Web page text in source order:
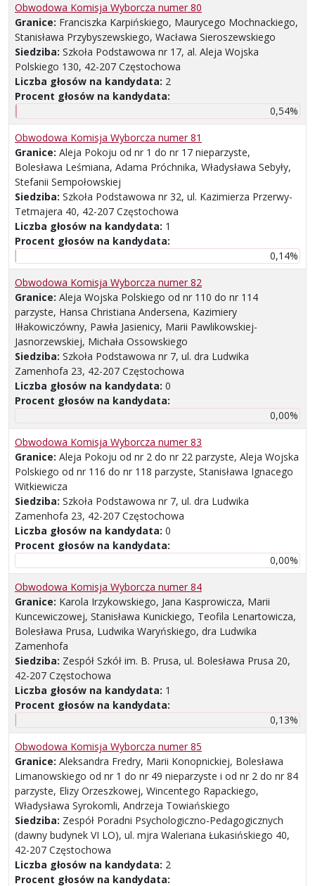
Obwodowa Komisja Wyborcza numer 80
Granice: Franciszka Karpińskiego, Maurycego Mochnackiego,
Stanisława Przybyszewskiego, Wacława Sieroszewskiego
Siedziba: Szkoła Podstawowa nr 17, al. Aleja Wojska
Polskiego 130, 42-207 Częstochowa
Liczba głosów na kandydata: 2
Procent głosów na kandydata:
0,54%
Obwodowa Komisja Wyborcza numer 81
Granice: Aleja Pokoju od nr 1 do nr 17 nieparzyste,
Bolesława Leśmiana, Adama Próchnika, Władysława Sebyły,
Stefanii Sempołowskiej
Siedziba: Szkoła Podstawowa nr 32, ul. Kazimierza Przerwy-
Tetmajera 40, 42-207 Częstochowa
Liczba głosów na kandydata: 1
Procent głosów na kandydata:
0,14%
Obwodowa Komisja Wyborcza numer 82
Granice: Aleja Wojska Polskiego od nr 110 do nr 114
parzyste, Hansa Christiana Andersena, Kazimiery
Iłłakowiczówny, Pawła Jasienicy, Marii Pawlikowskiej-
Jasnorzewskiej, Michała Ossowskiego
Siedziba: Szkoła Podstawowa nr 7, ul. dra Ludwika
Zamenhofa 23, 42-207 Częstochowa
Liczba głosów na kandydata: 0
Procent głosów na kandydata:
0,00%
Obwodowa Komisja Wyborcza numer 83
Granice: Aleja Pokoju od nr 2 do nr 22 parzyste, Aleja Wojska
Polskiego od nr 116 do nr 118 parzyste, Stanisława Ignacego
Witkiewicza
Siedziba: Szkoła Podstawowa nr 7, ul. dra Ludwika
Zamenhofa 23, 42-207 Częstochowa
Liczba głosów na kandydata: 0
Procent głosów na kandydata:
0,00%
Obwodowa Komisja Wyborcza numer 84
Granice: Karola Irzykowskiego, Jana Kasprowicza, Marii
Kuncewiczowej, Stanisława Kunickiego, Teofila Lenartowicza,
Bolesława Prusa, Ludwika Waryńskiego, dra Ludwika
Zamenhofa
Siedziba: Zespół Szkół im. B. Prusa, ul. Bolesława Prusa 20,
42-207 Częstochowa
Liczba głosów na kandydata: 1
Procent głosów na kandydata:
0,13%
Obwodowa Komisja Wyborcza numer 85
Granice: Aleksandra Fredry, Marii Konopnickiej, Bolesława
Limanowskiego od nr 1 do nr 49 nieparzyste i od nr 2 do nr 84
parzyste, Elizy Orzeszkowej, Wincentego Rapackiego,
Władysława Syrokomli, Andrzeja Towiańskiego
Siedziba: Zespół Poradni Psychologiczno-Pedagogicznych
(dawny budynek VI LO), ul. mjra Waleriana Łukasińskiego 40,
42-207 Częstochowa
Liczba głosów na kandydata: 2
Procent głosów na kandydata: